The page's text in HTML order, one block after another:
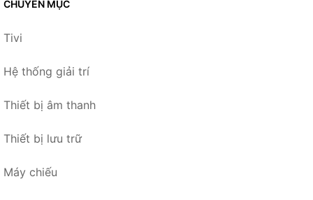
CHUYÊN MỤC
Tivi
Hệ thống giải trí
Thiết bị âm thanh
Thiết bị lưu trữ
Máy chiếu